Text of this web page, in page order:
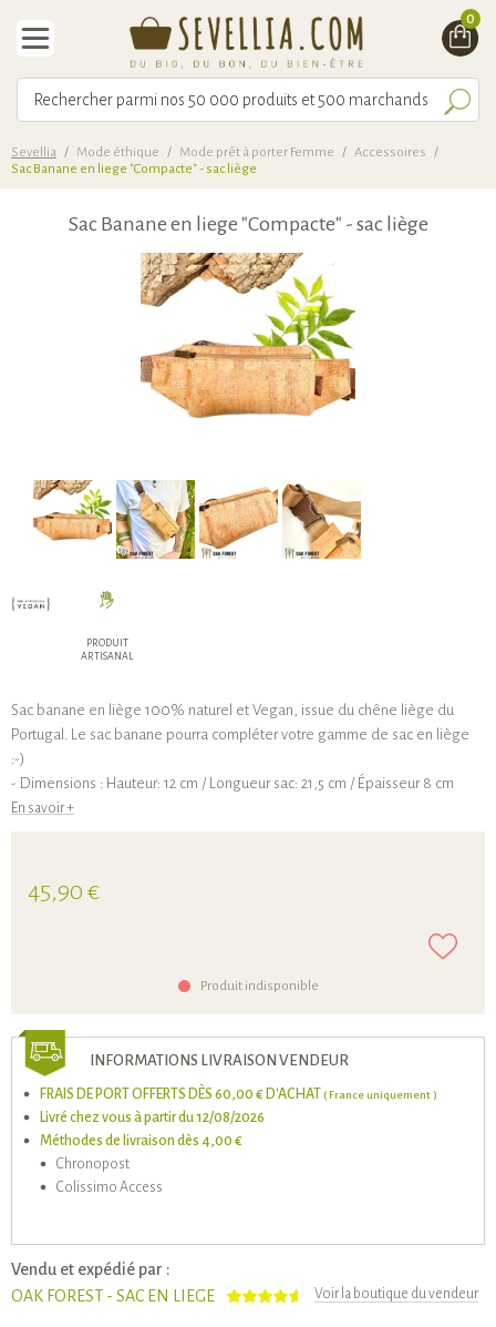
0
Sevellia / Mode éthique / Mode prêt à porter Femme / Accessoires
/
Sac Banane en liege "Compacte" - sac liège
Sac Banane en liege "Compacte" - sac liège
PRODUIT
ARTISANAL
Sac banane en liège 100% naturel et Vegan, issue du chêne liège du
Portugal. Le sac banane pourra compléter votre gamme de sac en liège
:-)
- Dimensions : Hauteur: 12 cm / Longueur sac: 21,5 cm / Épaisseur 8 cm
En savoir +
45,90 €
Produit indisponible
INFORMATIONS LIVRAISON VENDEUR
FRAIS DE PORT OFFERTS DÈS 60,00 € D'ACHAT ( France uniquement )
Livré chez vous à partir du 12/08/2026
Méthodes de livraison dès 4,00 €
Chronopost
Colissimo Access
Vendu et expédié par :
OAK FOREST - SAC EN LIEGE
Voir la boutique du vendeur